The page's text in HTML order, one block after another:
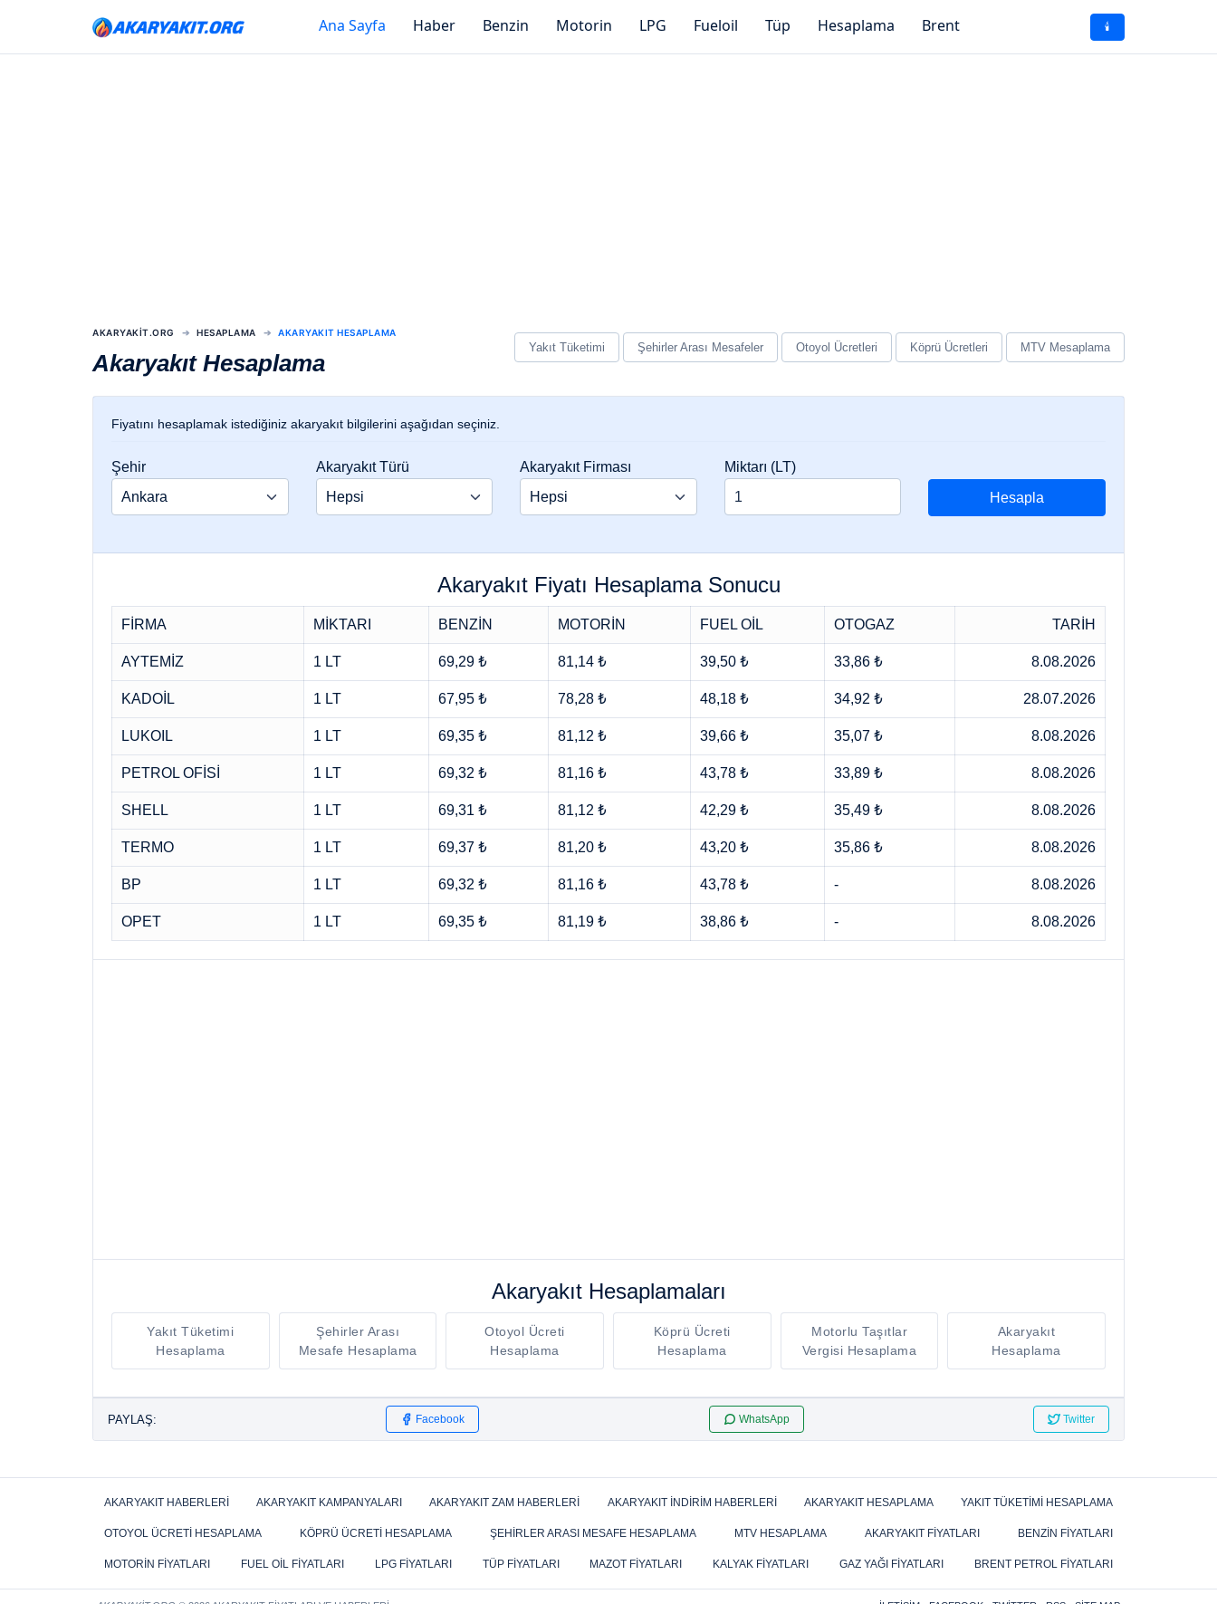
Ana Sayfa Haber Benzin Motorin LPG Fueloil Tüp Hesaplama Brent 🕯️
AKARYAKIT.ORG HESAPLAMA AKARYAKIT HESAPLAMA
Akaryakıt Hesaplama
Yakıt Tüketimi Şehirler Arası Mesafeler Otoyol Ücretleri Köprü Ücretleri MTV Mesaplama
Fiyatını hesaplamak istediğiniz akaryakıt bilgilerini aşağıdan seçiniz.
Şehir Akaryakıt Türü Akaryakıt Firması
Miktarı (LT)
Hesapla
Akaryakıt Fiyatı Hesaplama Sonucu
FİRMA MİKTARI BENZİN MOTORİN FUEL OİL OTOGAZ TARİH
AYTEMİZ 1 LT 69,29 ₺ 81,14 ₺ 39,50 ₺ 33,86 ₺ 8.08.2026
KADOİL 1 LT 67,95 ₺ 78,28 ₺ 48,18 ₺ 34,92 ₺ 28.07.2026
LUKOIL 1 LT 69,35 ₺ 81,12 ₺ 39,66 ₺ 35,07 ₺ 8.08.2026
PETROL OFİSİ 1 LT 69,32 ₺ 81,16 ₺ 43,78 ₺ 33,89 ₺ 8.08.2026
SHELL 1 LT 69,31 ₺ 81,12 ₺ 42,29 ₺ 35,49 ₺ 8.08.2026
TERMO 1 LT 69,37 ₺ 81,20 ₺ 43,20 ₺ 35,86 ₺ 8.08.2026
BP 1 LT 69,32 ₺ 81,16 ₺ 43,78 ₺ - 8.08.2026
OPET 1 LT 69,35 ₺ 81,19 ₺ 38,86 ₺ - 8.08.2026
Akaryakıt Hesaplamaları
Yakıt Tüketimi
Hesaplama
Şehirler Arası
Mesafe Hesaplama
Otoyol Ücreti
Hesaplama
Köprü Ücreti
Hesaplama
Motorlu Taşıtlar
Vergisi Hesaplama
Akaryakıt
Hesaplama
PAYLAŞ: Facebook WhatsApp Twitter
AKARYAKIT HABERLERI AKARYAKIT KAMPANYALARI AKARYAKIT ZAM HABERLERI AKARYAKIT İNDIRIM HABERLERI AKARYAKIT HESAPLAMA YAKIT TÜKETIMI HESAPLAMA
OTOYOL ÜCRETI HESAPLAMA KÖPRÜ ÜCRETI HESAPLAMA ŞEHIRLER ARASI MESAFE HESAPLAMA MTV HESAPLAMA AKARYAKIT FIYATLARI BENZIN FIYATLARI
MOTORIN FIYATLARI FUEL OIL FIYATLARI LPG FIYATLARI TÜP FIYATLARI MAZOT FIYATLARI KALYAK FIYATLARI GAZ YAĞI FIYATLARI BRENT PETROL FIYATLARI
AKARYAKIT.ORG © 2026 AKARYAKIT FIYATLARI VE HABERLERI İLETIŞIM FACEBOOK TWITTER RSS SITE MAP